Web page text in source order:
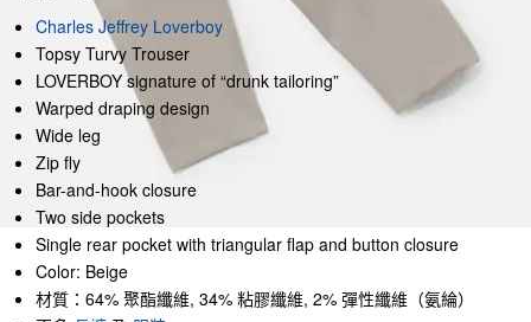
Charles Jeffrey Loverboy
Topsy Turvy Trouser
LOVERBOY signature of “drunk tailoring”
Warped draping design
Wide leg
Zip fly
Bar-and-hook closure
Two side pockets
Single rear pocket with triangular flap and button closure
Color: Beige
材質：64% 聚酯纖維, 34% 粘膠纖維, 2% 彈性纖維（氨綸）